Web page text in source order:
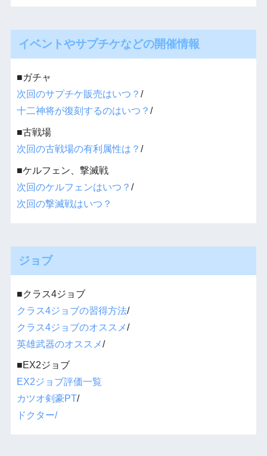
イベントやサプチケなどの開催情報
■ガチャ
次回のサプチケ販売はいつ？ /
十二神将が復刻するのはいつ？ /
■古戦場
次回の古戦場の有利属性は？ /
■ケルフェン、撃滅戦
次回のケルフェンはいつ？ /
次回の撃滅戦はいつ？
ジョブ
■クラス4ジョブ
クラス4ジョブの習得方法/
クラス4ジョブのオススメ/
英雄武器のオススメ/
■EX2ジョブ
EX2ジョブ評価一覧
カツオ剣豪PT/
ドクター/